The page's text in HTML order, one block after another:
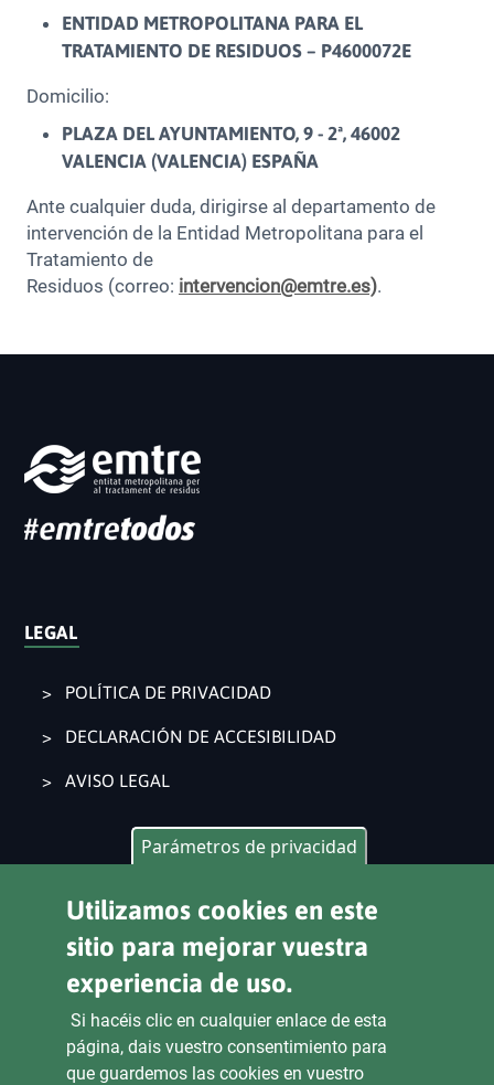
ENTIDAD METROPOLITANA PARA EL
TRATAMIENTO DE RESIDUOS – P4600072E
Domicilio:
PLAZA DEL AYUNTAMIENTO, 9 - 2ª, 46002
VALENCIA (VALENCIA) ESPAÑA
Ante cualquier duda, dirigirse al departamento de
intervención de la Entidad Metropolitana para el
Tratamiento de
Residuos (correo: intervencion@emtre.es).
LEGAL
POLÍTICA DE PRIVACIDAD
DECLARACIÓN DE ACCESIBILIDAD
AVISO LEGAL
Pl. Ajuntament 9, 2° 46002. València
963 53 37 90
Parámetros de privacidad
Utilizamos cookies en este
sitio para mejorar vuestra
experiencia de uso.
Si hacéis clic en cualquier enlace de esta
página, dais vuestro consentimiento para
que guardemos las cookies en vuestro